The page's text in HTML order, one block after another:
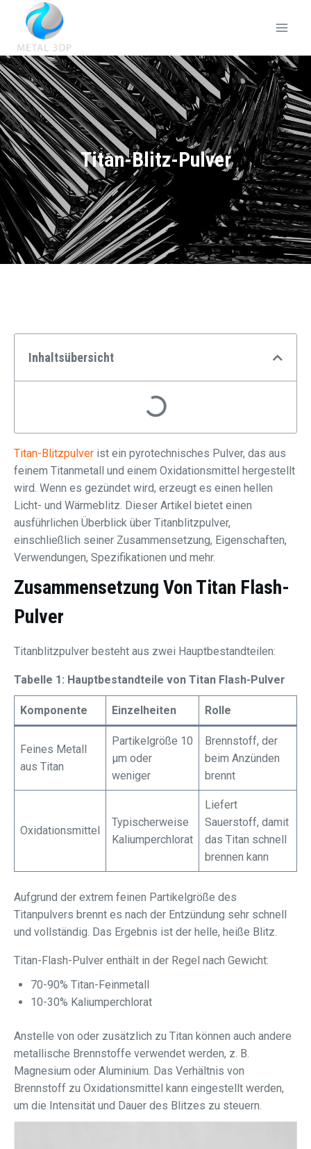
Titan-Blitz-Pulver
Inhaltsübersicht
Titan-Blitzpulver ist ein pyrotechnisches Pulver, das aus
feinem Titanmetall und einem Oxidationsmittel hergestellt
wird. Wenn es gezündet wird, erzeugt es einen hellen
Licht- und Wärmeblitz. Dieser Artikel bietet einen
ausführlichen Überblick über Titanblitzpulver,
einschließlich seiner Zusammensetzung, Eigenschaften,
Verwendungen, Spezifikationen und mehr.
Zusammensetzung Von Titan Flash-
Pulver
Titanblitzpulver besteht aus zwei Hauptbestandteilen:
Tabelle 1: Hauptbestandteile von Titan Flash-Pulver
Komponente Einzelheiten Rolle
Feines Metall
aus Titan
Partikelgröße 10
μm oder
weniger
Brennstoff, der
beim Anzünden
brennt
Oxidationsmittel
Typischerweise
Kaliumperchlorat
Liefert
Sauerstoff, damit
das Titan schnell
brennen kann
Aufgrund der extrem feinen Partikelgröße des
Titanpulvers brennt es nach der Entzündung sehr schnell
und vollständig. Das Ergebnis ist der helle, heiße Blitz.
Titan-Flash-Pulver enthält in der Regel nach Gewicht:
70-90% Titan-Feinmetall
10-30% Kaliumperchlorat
Anstelle von oder zusätzlich zu Titan können auch andere
metallische Brennstoffe verwendet werden, z. B.
Magnesium oder Aluminium. Das Verhältnis von
Brennstoff zu Oxidationsmittel kann eingestellt werden,
um die Intensität und Dauer des Blitzes zu steuern.